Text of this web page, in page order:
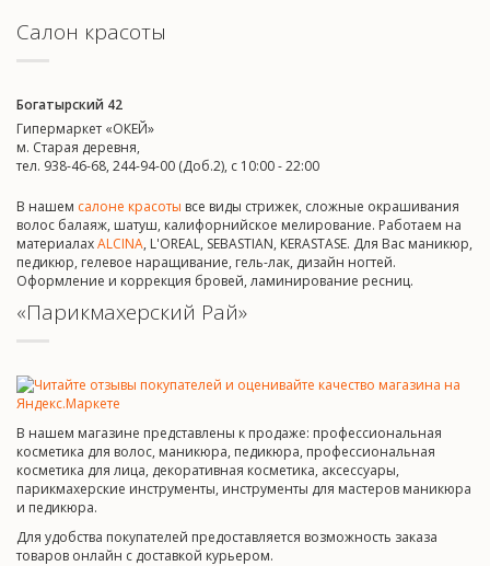
Салон красоты
Богатырский 42
Гипермаркет «ОКЕЙ»
м. Старая деревня,
тел. 938-46-68, 244-94-00 (Доб.2), c 10:00 - 22:00
В нашем салоне красоты все виды стрижек, сложные окрашивания
волос балаяж, шатуш, калифорнийское мелирование. Работаем на
материалахALCINA, L'OREAL, SEBASTIAN, KERASTASE. Для Вас маникюр,
педикюр, гелевое наращивание, гель-лак, дизайн ногтей.
Оформление и коррекция бровей, ламинирование ресниц.
«Парикмахерский Рай»
В нашем магазине представлены к продаже: профессиональная
косметика для волос, маникюра, педикюра, профессиональная
косметика для лица, декоративная косметика, аксессуары,
парикмахерские инструменты, инструменты для мастеров маникюра
и педикюра.
Для удобства покупателей предоставляется возможность заказа
товаров онлайн с доставкой курьером.